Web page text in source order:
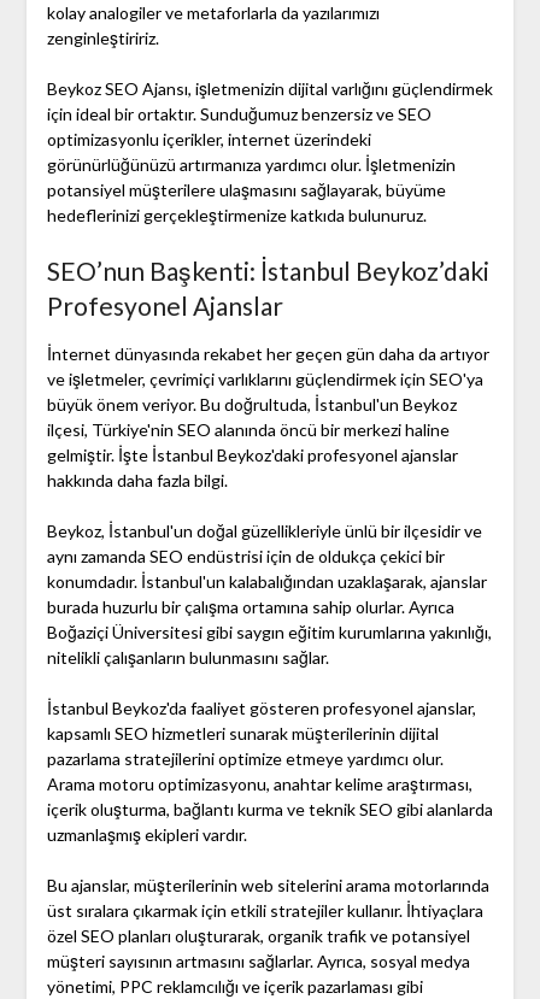
kolay analogiler ve metaforlarla da yazılarımızı
zenginleştiririz.
Beykoz SEO Ajansı, işletmenizin dijital varlığını güçlendirmek
için ideal bir ortaktır. Sunduğumuz benzersiz ve SEO
optimizasyonlu içerikler, internet üzerindeki
görünürlüğünüzü artırmanıza yardımcı olur. İşletmenizin
potansiyel müşterilere ulaşmasını sağlayarak, büyüme
hedeflerinizi gerçekleştirmenize katkıda bulunuruz.
SEO’nun Başkenti: İstanbul Beykoz’daki
Profesyonel Ajanslar
İnternet dünyasında rekabet her geçen gün daha da artıyor
ve işletmeler, çevrimiçi varlıklarını güçlendirmek için SEO'ya
büyük önem veriyor. Bu doğrultuda, İstanbul'un Beykoz
ilçesi, Türkiye'nin SEO alanında öncü bir merkezi haline
gelmiştir. İşte İstanbul Beykoz'daki profesyonel ajanslar
hakkında daha fazla bilgi.
Beykoz, İstanbul'un doğal güzellikleriyle ünlü bir ilçesidir ve
aynı zamanda SEO endüstrisi için de oldukça çekici bir
konumdadır. İstanbul'un kalabalığından uzaklaşarak, ajanslar
burada huzurlu bir çalışma ortamına sahip olurlar. Ayrıca
Boğaziçi Üniversitesi gibi saygın eğitim kurumlarına yakınlığı,
nitelikli çalışanların bulunmasını sağlar.
İstanbul Beykoz'da faaliyet gösteren profesyonel ajanslar,
kapsamlı SEO hizmetleri sunarak müşterilerinin dijital
pazarlama stratejilerini optimize etmeye yardımcı olur.
Arama motoru optimizasyonu, anahtar kelime araştırması,
içerik oluşturma, bağlantı kurma ve teknik SEO gibi alanlarda
uzmanlaşmış ekipleri vardır.
Bu ajanslar, müşterilerinin web sitelerini arama motorlarında
üst sıralara çıkarmak için etkili stratejiler kullanır. İhtiyaçlara
özel SEO planları oluşturarak, organik trafik ve potansiyel
müşteri sayısının artmasını sağlarlar. Ayrıca, sosyal medya
yönetimi, PPC reklamcılığı ve içerik pazarlaması gibi